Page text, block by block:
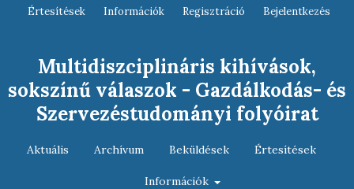
Multidiszciplináris kihívások,
sokszínű válaszok - Gazdálkodás- és
Szervezéstudományi folyóirat
Aktuális Archívum Beküldések Értesítések
Információk
Értesítések Információk Regisztráció Bejelentkezés